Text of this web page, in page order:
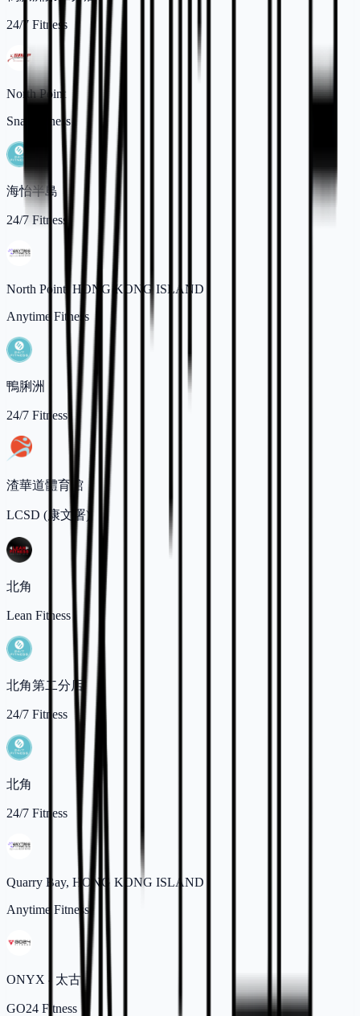
24/7 Fitness
North Point
Snap Fitness
海怡半島
24/7 Fitness
North Point, HONG KONG ISLAND
Anytime Fitness
鴨脷洲
24/7 Fitness
渣華道體育館
LCSD (康文署)
北角
Lean Fitness
北角第二分店
24/7 Fitness
北角
24/7 Fitness
Quarry Bay, HONG KONG ISLAND
Anytime Fitness
ONYX - 太古
GO24 Fitness